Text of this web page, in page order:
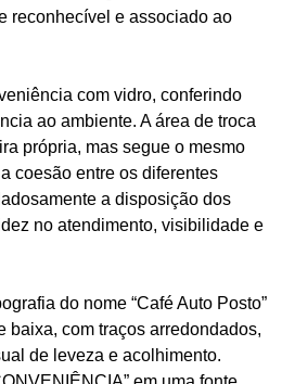
reconhecível e associado ao
com vidro, conferindo
ao ambiente. A área de troca
própria, mas segue o mesmo
coesão entre os diferentes
a disposição dos
no atendimento, visibilidade e
do nome “Café Auto Posto”
baixa, com traços arredondados,
de leveza e acolhimento.